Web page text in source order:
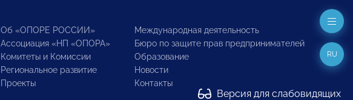
Об «ОПОРЕ РОССИИ»
Ассоциация «НП «ОПОРА»
Комитеты и Комиссии
Региональное развитие
Проекты
Международная деятельность
Бюро по защите прав предпринимателей
Образование
Новости
Контакты
Версия для слабовидящих
RU